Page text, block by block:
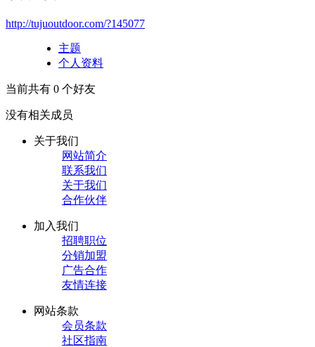
http://tujuoutdoor.com/?145077
主题
个人资料
当前共有 0 个好友
没有相关成员
关于我们
网站简介
联系我们
关于我们
合作伙伴
加入我们
招聘职位
分销加盟
广告合作
友情连接
网站条款
会员条款
社区指南